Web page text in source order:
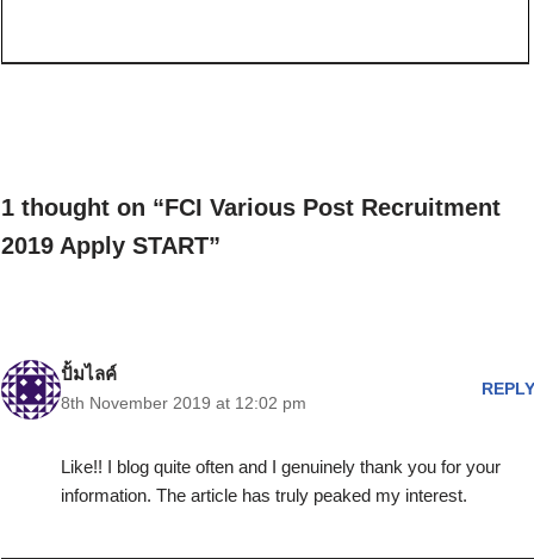
1 thought on “FCI Various Post Recruitment
2019 Apply START”
ปั้มไลค์
8th November 2019 at 12:02 pm
REPLY
Like!! I blog quite often and I genuinely thank you for your
information. The article has truly peaked my interest.